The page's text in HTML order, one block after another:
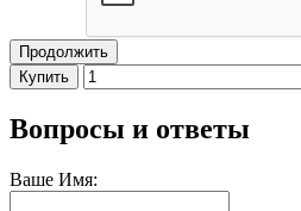
Продолжить
Купить
Вопросы и ответы
Ваше Имя: